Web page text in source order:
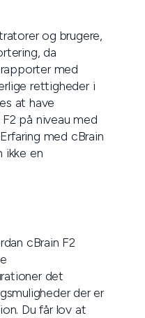
og brugere,
da
med
rettigheder i
at have
på niveau med
med cBrain
ikke en
cBrain F2
det
der er
Du får lov at